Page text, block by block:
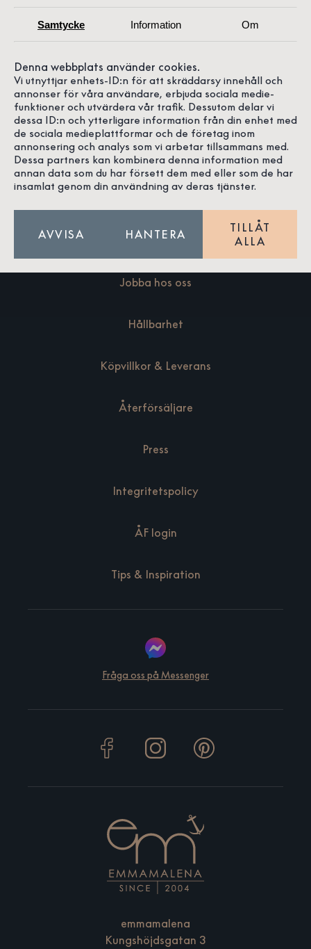
Doktorow Louise Johansson
Våra butiker
Jobba hos oss
Hållbarhet
Köpvillkor & Leverans
Återförsäljare
Press
Integritetspolicy
ÅF login
Tips & Inspiration
Fråga oss på Messenger
emmamalena
Kungshöjdsgatan 3
Samtycke Information Om
Denna webbplats använder cookies.
Vi utnyttjar enhets-ID:n för att skräddarsy innehåll och
annonser för våra användare, erbjuda sociala medie-
funktioner och utvärdera vår trafik. Dessutom delar vi
dessa ID:n och ytterligare information från din enhet med
de sociala medieplattformar och de företag inom
annonsering och analys som vi arbetar tillsammans med.
Dessa partners kan kombinera denna information med
annan data som du har försett dem med eller som de har
insamlat genom din användning av deras tjänster.
AVVISA HANTERA
TILLÅT
ALLA